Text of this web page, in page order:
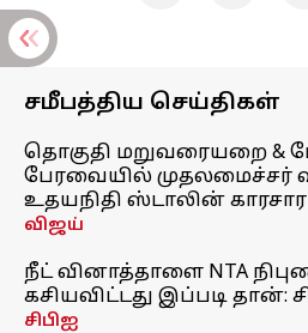
சமீபத்திய செய்திகள்
தொகுதி மறுவரையறை &
பேரவையில் முதலமைச்சர்
உதயநிதி ஸ்டாலின்
விஜய்
நீட் வினாத்தாளை NTA
கசியவிட்டது இப்படி தான்:
சிபிஐ